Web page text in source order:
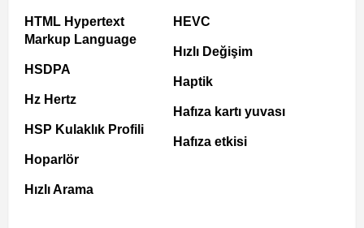
HTML Hypertext
Markup Language
HSDPA
Hz Hertz
HSP Kulaklık Profili
Hoparlör
Hızlı Arama
HEVC
Hızlı Değişim
Haptik
Hafıza kartı yuvası
Hafıza etkisi